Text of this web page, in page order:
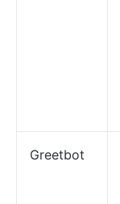
Greetbot